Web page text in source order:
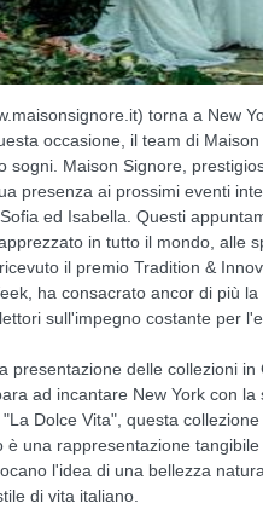
torna a New
occasione, il team di
sogni. Maison Signore,
presenza ai prossimi eventi
ed Isabella. Questi
in tutto il mondo, alle
il premio Tradition &
ha consacrato ancor di più
sull'impegno costante per
presentazione delle collezioni
ad incantare New York con
Dolce Vita", questa
è una rappresentazione
l'idea di una bellezza
di vita italiano.